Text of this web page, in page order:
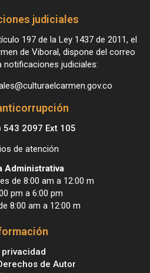
judiciales
197 de la Ley 1437 de 2011, el
de Viboral, dispone del correo
notificaciones judiciales:
543 2097 Ext 105
de atención
Administrativa
de 8:00 am a 12:00 m
pm a 6:00 pm
8:00 am a 12:00 m
de Autor